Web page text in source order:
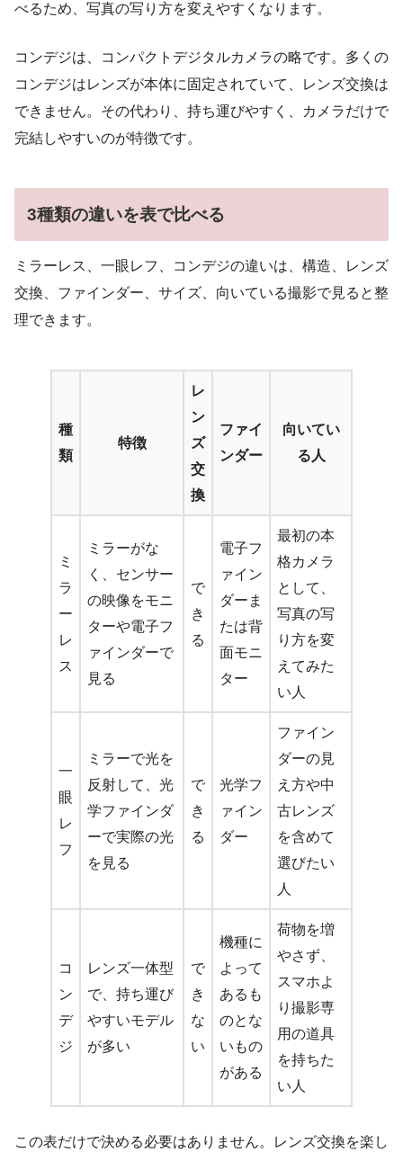
べるため、写真の写り方を変えやすくなります。
コンデジは、コンパクトデジタルカメラの略です。多くの
コンデジはレンズが本体に固定されていて、レンズ交換は
できません。その代わり、持ち運びやすく、カメラだけで
完結しやすいのが特徴です。
3種類の違いを表で比べる
ミラーレス、一眼レフ、コンデジの違いは、構造、レンズ
交換、ファインダー、サイズ、向いている撮影で見ると整
理できます。
種
類
特徴
レ
ン
ズ
交
換
ファイ
ンダー
向いてい
る人
ミ
ラ
ー
レ
ス
ミラーがな
く、センサー
の映像をモニ
ターや電子フ
ァインダーで
見る
で
き
る
電子フ
ァイン
ダーま
たは背
面モニ
ター
最初の本
格カメラ
として、
写真の写
り方を変
えてみた
い人
一
眼
レ
フ
ミラーで光を
反射して、光
学ファインダ
ーで実際の光
を見る
で
き
る
光学フ
ァイン
ダー
ファイン
ダーの見
え方や中
古レンズ
を含めて
選びたい
人
コ
ン
デ
ジ
レンズ一体型
で、持ち運び
やすいモデル
が多い
で
き
な
い
機種に
よって
あるも
のとな
いもの
がある
荷物を増
やさず、
スマホよ
り撮影専
用の道具
を持ちた
い人
この表だけで決める必要はありません。レンズ交換を楽し